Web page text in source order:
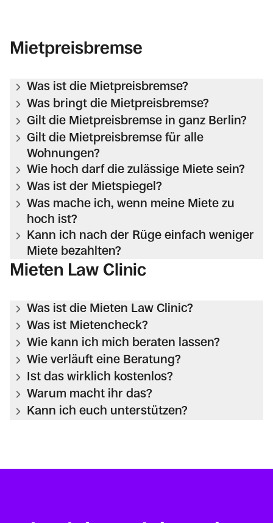
Mietpreisbremse
Was ist die Mietpreisbremse?
Was bringt die Mietpreisbremse?
Gilt die Mietpreisbremse in ganz Berlin?
Gilt die Mietpreisbremse für alle
Wohnungen?
Wie hoch darf die zulässige Miete sein?
Was ist der Mietspiegel?
Was mache ich, wenn meine Miete zu
hoch ist?
Kann ich nach der Rüge einfach weniger
Miete bezahlten?
Mieten Law Clinic
Was ist die Mieten Law Clinic?
Was ist Mietencheck?
Wie kann ich mich beraten lassen?
Wie verläuft eine Beratung?
Ist das wirklich kostenlos?
Warum macht ihr das?
Kann ich euch unterstützen?